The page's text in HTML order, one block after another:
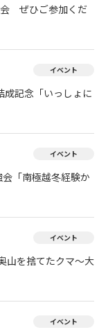
ぜひご参加くだ
イベント
成記念「いっしょに
イベント
「南極越冬経験か
イベント
山を捨てたクマ～大
イベント